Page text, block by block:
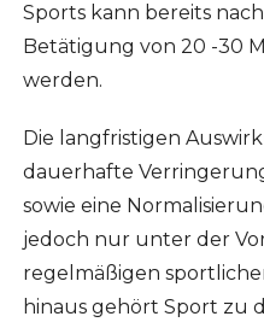
Sports kann bereits
Betätigung von 20 -30
werden.
Die langfristigen
dauerhafte
sowie eine
jedoch nur unter der
regelmäßigen
hinaus gehört Sport zu